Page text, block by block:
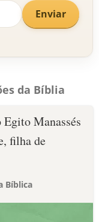
Enviar
da Bíblia
Egito Manassés
filha de
Bíblica